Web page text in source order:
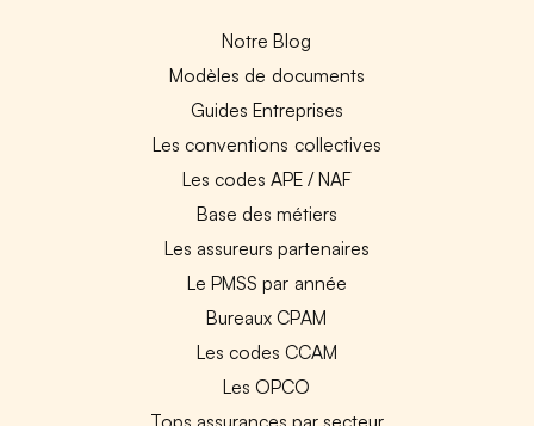
Notre Blog
Modèles de documents
Guides Entreprises
Les conventions collectives
Les codes APE / NAF
Base des métiers
Les assureurs partenaires
Le PMSS par année
Bureaux CPAM
Les codes CCAM
Les OPCO
Tops assurances par secteur